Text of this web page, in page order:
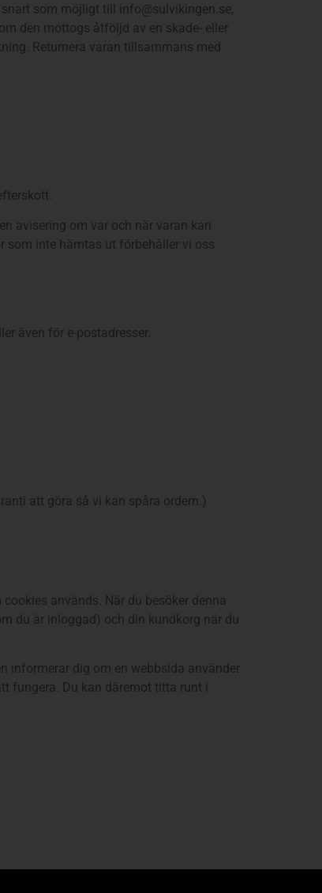
som möjligt till info@sulvikingen.se,
den mottogs åtföljd av en skade- eller
Returnera varan tillsammans med
avisering om var och när varan kan
som inte hämtas ut förbehåller vi oss
även för e-postadresser.
att göra så vi kan spåra ordern.)
används. När du besöker denna
du är inloggad) och din kundkorg när du
informerar dig om en webbsida använder
fungera. Du kan däremot titta runt i